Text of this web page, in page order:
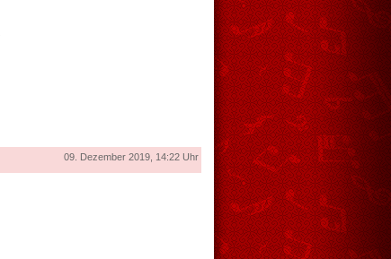
09. Dezember 2019, 14:22 Uhr